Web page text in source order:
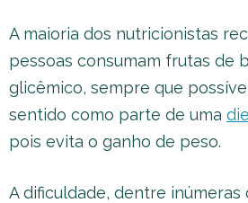
A maioria dos nutricionistas
pessoas consumam frutas de
glicêmico, sempre que
sentido como parte de uma
pois evita o ganho de peso.
A dificuldade, dentre inúmeras